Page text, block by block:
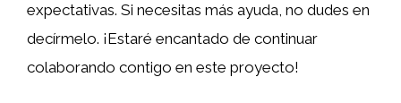
expectativas. Si necesitas más ayuda, no dudes en
decírmelo. ¡Estaré encantado de continuar
colaborando contigo en este proyecto!